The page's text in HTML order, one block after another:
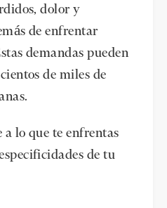
dolor y
de enfrentar
demandas pueden
de miles de
a lo que te enfrentas
de tu